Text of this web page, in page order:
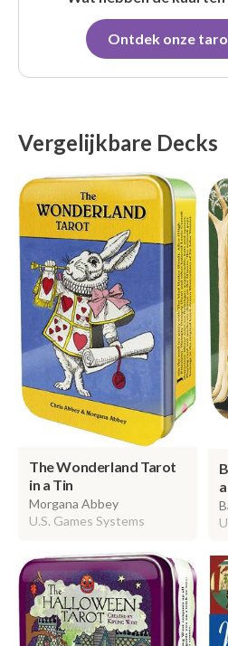
Ontdek onze
Vergelijkbare Decks
The Wonderland Tarot
in a Tin
Morgana Abbey
U.S. Games Systems